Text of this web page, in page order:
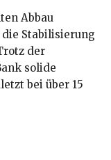
Abbau
Stabilisierung
der
solide
bei über 15